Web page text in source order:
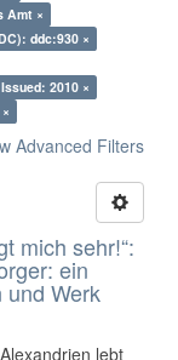
Amt ×
ddc:930 ×
2010 ×
Advanced Filters
mich sehr!“:
ein
und Werk
lebt